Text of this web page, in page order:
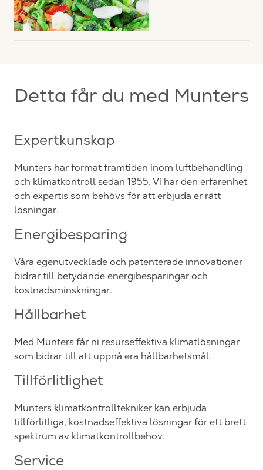
Detta får du med Munters
Expertkunskap
Munters har format framtiden inom luftbehandling
och klimatkontroll sedan 1955. Vi har den erfarenhet
och expertis som behövs för att erbjuda er rätt
lösningar.
Energibesparing
Våra egenutvecklade och patenterade innovationer
bidrar till betydande energibesparingar och
kostnadsminskningar.
Hållbarhet
Med Munters får ni resurseffektiva klimatlösningar
som bidrar till att uppnå era hållbarhetsmål.
Tillförlitlighet
Munters klimatkontrolltekniker kan erbjuda
tillförlitliga, kostnadseffektiva lösningar för ett brett
spektrum av klimatkontrollbehov.
Service